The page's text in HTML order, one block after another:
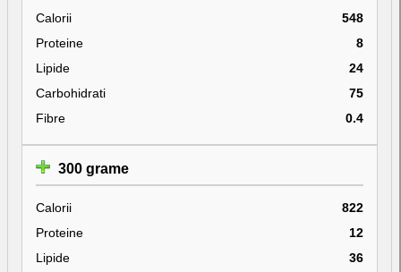
Calorii
548
Proteine
8
Lipide
24
Carbohidrati
75
Fibre
0.4
300 grame
Calorii
822
Proteine
12
Lipide
36